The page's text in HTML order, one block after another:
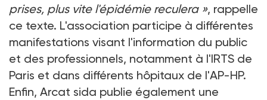
prises, plus vite l'épidémie reculera », rappelle
ce texte. L'association participe à différentes
manifestations visant l'information du public
et des professionnels, notamment à l'IRTS de
Paris et dans différents hôpitaux de l'AP-HP.
Enfin, Arcat sida publie également une